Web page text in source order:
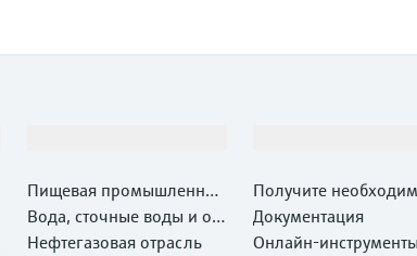
Пищевая промышленнос
ть
Вода, сточные воды и отх
оды
Нефтегазовая отрасль
Получите
оддержку быстро!
Документация
Онлайн-инструменты